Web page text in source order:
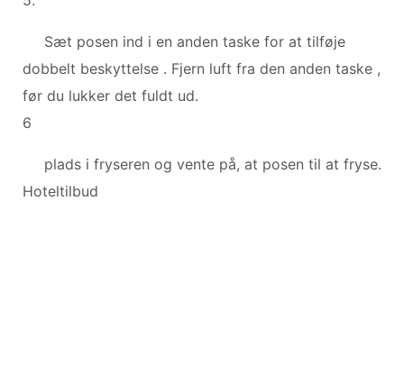
Sæt posen ind i en anden taske for at tilføje
dobbelt beskyttelse . Fjern luft fra den anden taske ,
før du lukker det fuldt ud.
6
plads i fryseren og vente på, at posen til at fryse.
Hoteltilbud